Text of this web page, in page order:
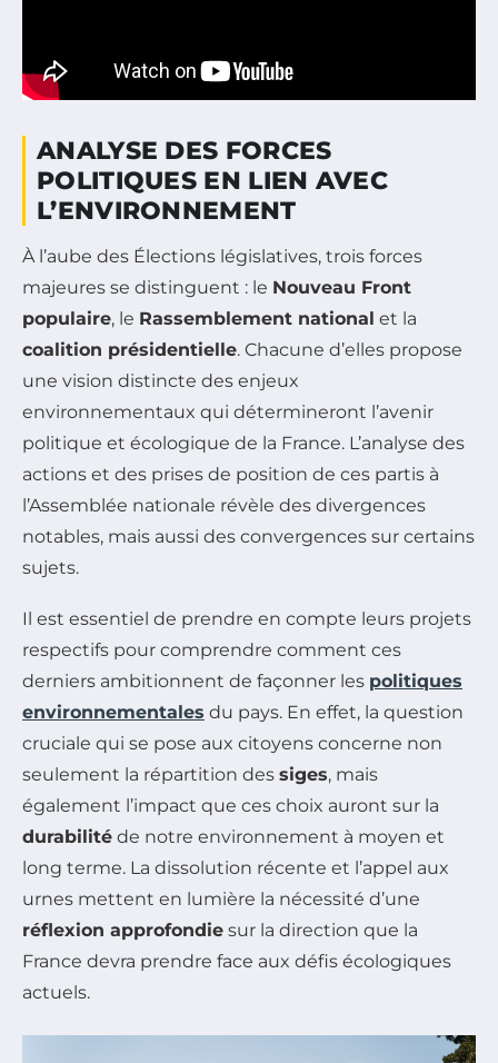
ANALYSE DES FORCES
POLITIQUES EN LIEN AVEC
L’ENVIRONNEMENT
À l’aube des Élections législatives, trois forces
majeures se distinguent : le Nouveau Front
populaire, le Rassemblement national et la
coalition présidentielle. Chacune d’elles propose
une vision distincte des enjeux
environnementaux qui détermineront l’avenir
politique et écologique de la France. L’analyse des
actions et des prises de position de ces partis à
l’Assemblée nationale révèle des divergences
notables, mais aussi des convergences sur certains
sujets.
Il est essentiel de prendre en compte leurs projets
respectifs pour comprendre comment ces
derniers ambitionnent de façonner les politiques
environnementales du pays. En effet, la question
cruciale qui se pose aux citoyens concerne non
seulement la répartition des siges, mais
également l’impact que ces choix auront sur la
durabilité de notre environnement à moyen et
long terme. La dissolution récente et l’appel aux
urnes mettent en lumière la nécessité d’une
réflexion approfondie sur la direction que la
France devra prendre face aux défis écologiques
actuels.